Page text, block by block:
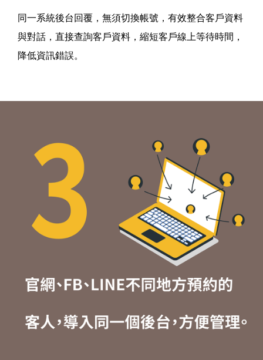
同一系統後台回覆，無須切換帳號，有效整合客戶資料
與對話，直接查詢客戶資料，縮短客戶線上等待時間，
降低資訊錯誤。